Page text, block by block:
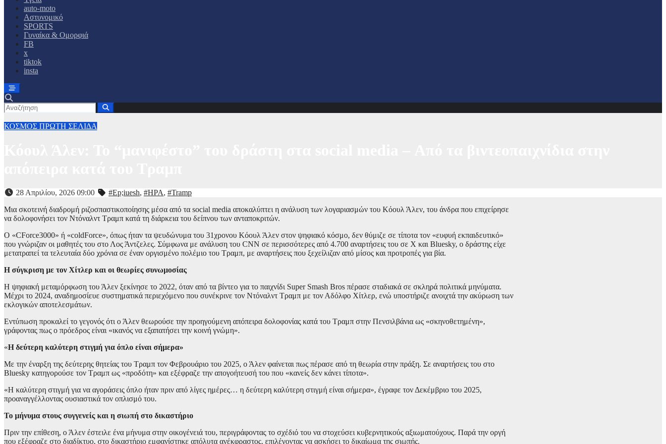
auto-moto
Αστυνομικό
SPORTS
Γυναίκα & Ομορφιά
FB
x
tiktok
insta
ΚΟΣΜΟΣ ΠΡΩΤΗ ΣΕΛΙΔΑ
28 Απριλίου, 2026 09:00 #Ep;iuesh, #HPA, #Tramp
Μια σκοτεινή διαδρομή ριζοσπαστικοποίησης μέσα από τα social media αποκαλύπτει η ανάλυση των λογαριασμών του Κόουλ Άλεν, του άνδρα που επιχείρησε
να δολοφονήσει τον Ντόναλντ Τραμπ κατά τη διάρκεια του δείπνου των ανταποκριτών.
Ο «CForce3000» ή «coldForce», όπως ήταν τα ψευδώνυμα του 31χρονου Κόουλ Άλεν στον ψηφιακό κόσμο, δεν θύμιζε σε τίποτα τον «ευφυή εκπαιδευτικό»
που γνώριζαν οι μαθητές του στο Λος Άντζελες. Σύμφωνα με ανάλυση του CNN σε περισσότερες από 4.700 αναρτήσεις του σε X και Bluesky, ο δράστης είχε
μετατραπεί τα τελευταία δύο χρόνια σε έναν οργισμένο πολέμιο του Τραμπ, με αναρτήσεις που ξεχείλιζαν από μίσος και προτροπές για βία.
Η σύγκριση με τον Χίτλερ και οι θεωρίες συνωμοσίας
Η ψηφιακή μεταμόρφωση του Άλεν ξεκίνησε το 2022, όταν από τα βίντεο για το παιχνίδι Super Smash Bros πέρασε σταδιακά σε σκληρά πολιτικά μηνύματα.
Μέχρι το 2024, αναδημοσίευε συστηματικά περιεχόμενο που συνέκρινε τον Ντόναλντ Τραμπ με τον Αδόλφο Χίτλερ, ενώ υποστήριζε ανοιχτά την ακύρωση των
εκλογικών αποτελεσμάτων.
Εντύπωση προκαλεί το γεγονός ότι ο Άλεν θεωρούσε την προηγούμενη απόπειρα δολοφονίας κατά του Τραμπ στην Πενσιλβάνια ως «σκηνοθετημένη»,
γράφοντας πως ο πρόεδρος είναι «ικανός να εξαπατήσει την κοινή γνώμη».
«Η δεύτερη καλύτερη στιγμή για όπλο είναι σήμερα»
Με την έναρξη της δεύτερης θητείας του Τραμπ τον Φεβρουάριο του 2025, ο Άλεν φαίνεται πως πέρασε από τη θεωρία στην πράξη. Σε αναρτήσεις του στο
Bluesky κατηγορούσε τον Τραμπ ως «προδότη» και εξέφραζε την απογοήτευσή του που «κανείς δεν κάνει τίποτα».
«Η καλύτερη στιγμή για να αγοράσεις όπλο ήταν πριν από λίγες ημέρες… η δεύτερη καλύτερη στιγμή είναι σήμερα», έγραφε τον Δεκέμβριο του 2025,
προαναγγέλλοντας ουσιαστικά τον οπλισμό του.
Το μήνυμα στους συγγενείς και η σιωπή στο δικαστήριο
Πριν την επίθεση, ο Άλεν έστειλε ένα μήνυμα στην οικογένειά του, περιγράφοντας το σχέδιό του να στοχεύσει κυβερνητικούς αξιωματούχους. Παρά την οργή
που εξέφραζε στο διαδίκτυο, στο δικαστήριο εμφανίστηκε απόλυτα ανέκφραστος, επιλέγοντας να ασκήσει το δικαίωμα της σιωπής.